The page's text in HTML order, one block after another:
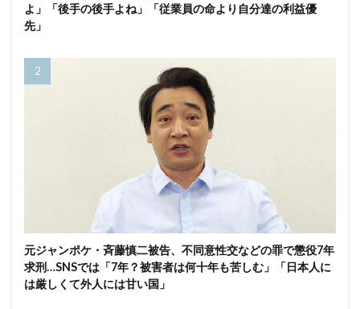
よ」「後手の後手よね」「従業員の命より自分達の利益優
先」
元ジャンポケ・斉藤慎二被告、不同意性交などの罪で懲役7年
求刑…SNSでは「7年？被害者は何十年も苦しむ」「日本人に
は厳しくて外人には甘い国」